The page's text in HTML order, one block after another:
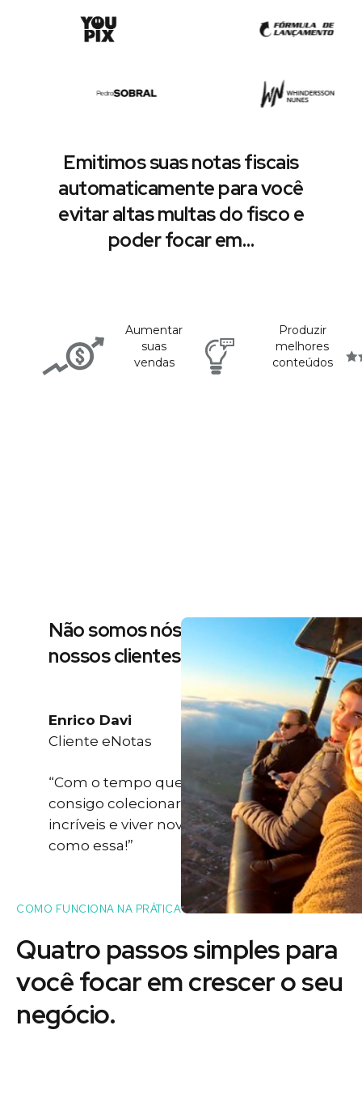
Emitimos suas notas fiscais
automaticamente para você
evitar altas multas do fisco e
poder focar em…
Aumentar
suas
vendas
Produzir
melhores
conteúdos
Não somos nós dizendo, são
nossos clientes
Enrico Davi
Cliente eNotas
“Com o tempo que eu ganho eu
consigo colecionar momentos
incríveis e viver novas experiências
como essa!”
COMO FUNCIONA NA PRÁTICA
Quatro passos simples para
vocêfocarem crescer o seu
negócio.